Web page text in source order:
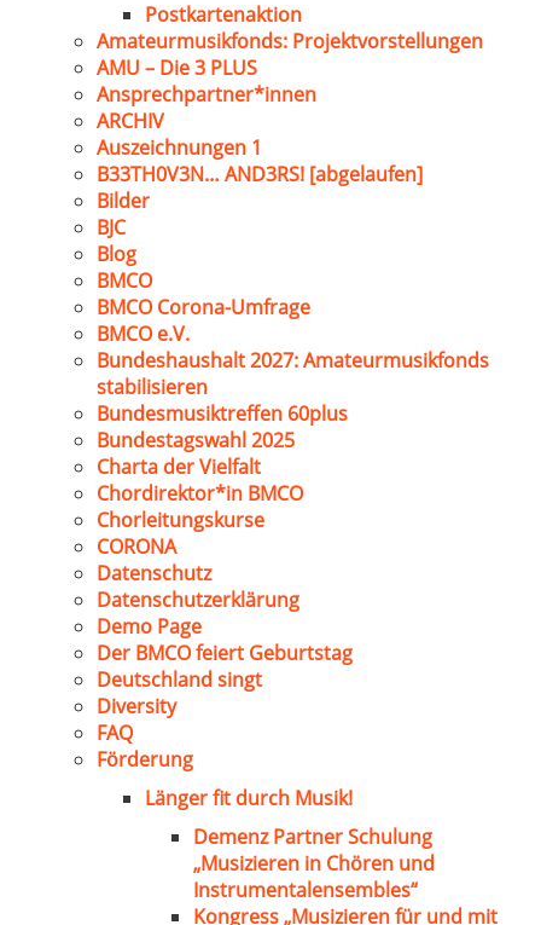
Postkartenaktion
Amateurmusikfonds: Projektvorstellungen
AMU – Die 3 PLUS
Ansprechpartner*innen
ARCHIV
Auszeichnungen 1
B33TH0V3N… AND3RS! [abgelaufen]
Bilder
BJC
Blog
BMCO
BMCO Corona-Umfrage
BMCO e.V.
Bundeshaushalt 2027: Amateurmusikfonds
stabilisieren
Bundesmusiktreffen 60plus
Bundestagswahl 2025
Charta der Vielfalt
Chordirektor*in BMCO
Chorleitungskurse
CORONA
Datenschutz
Datenschutzerklärung
Demo Page
Der BMCO feiert Geburtstag
Deutschland singt
Diversity
FAQ
Förderung
Länger fit durch Musik!
Demenz Partner Schulung
„Musizieren in Chören und
Instrumentalensembles“
Kongress „Musizieren für und mit